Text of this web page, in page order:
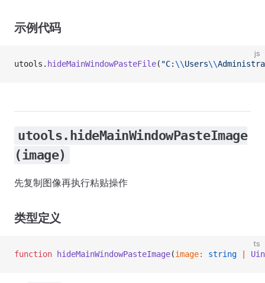
示例代码
js
utools. hideMainWindowPasteFile( "C:\\Users\\
utools.hideMainWindowPasteImage
(image)
先复制图像再执行粘贴操作
类型定义
ts
function hideMainWindowPasteImage(image: string